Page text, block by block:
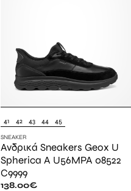
41 42 43 44 45
SNEAKER
Ανδρικά Sneakers Geox U
Spherica A U56MPA 08522
C9999
138.00€